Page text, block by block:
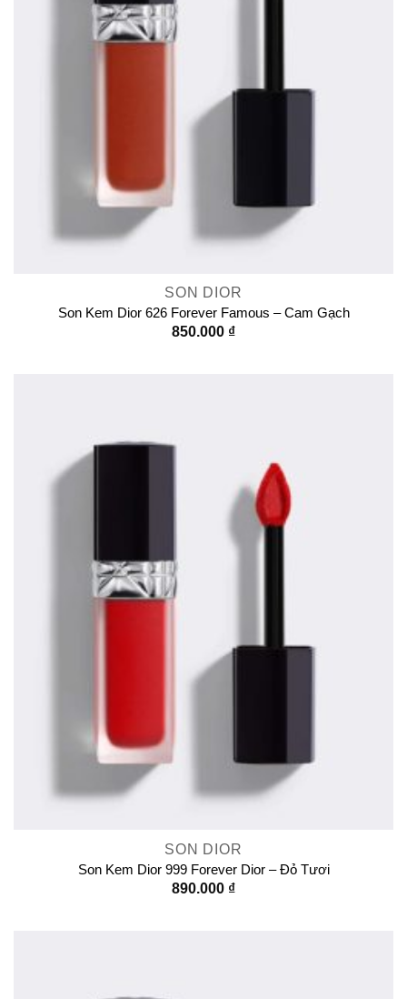
SON DIOR
Son Kem Dior 626 Forever Famous – Cam Gạch
850.000 ₫
SON DIOR
Son Kem Dior 999 Forever Dior – Đỏ Tươi
890.000 ₫